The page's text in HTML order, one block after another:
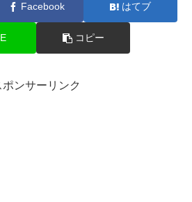
Facebook はてブ
コピー
ポンサーリンク